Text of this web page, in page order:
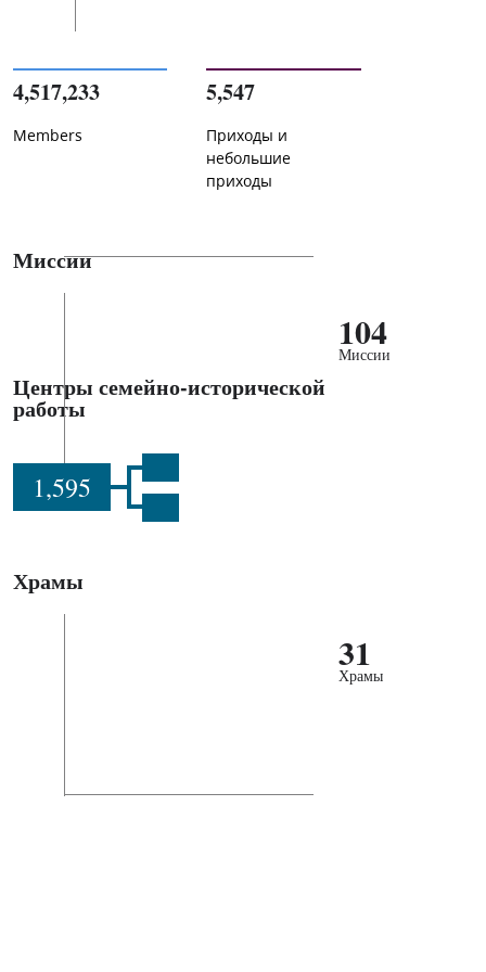
4,517,233
Members
5,547
Приходы и
небольшие
приходы
Миссии
104
Миссии
Центры семейно-исторической
работы
1,595
Храмы
31
Храмы